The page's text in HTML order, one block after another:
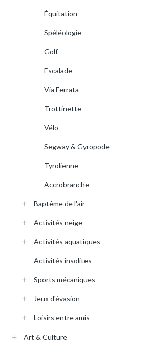
Équitation
Spéléologie
Golf
Escalade
Via Ferrata
Trottinette
Vélo
Segway & Gyropode
Tyrolienne
Accrobranche
Baptême de l'air
Activités neige
Activités aquatiques
Activités insolites
Sports mécaniques
Jeux d'évasion
Loisirs entre amis
Art & Culture